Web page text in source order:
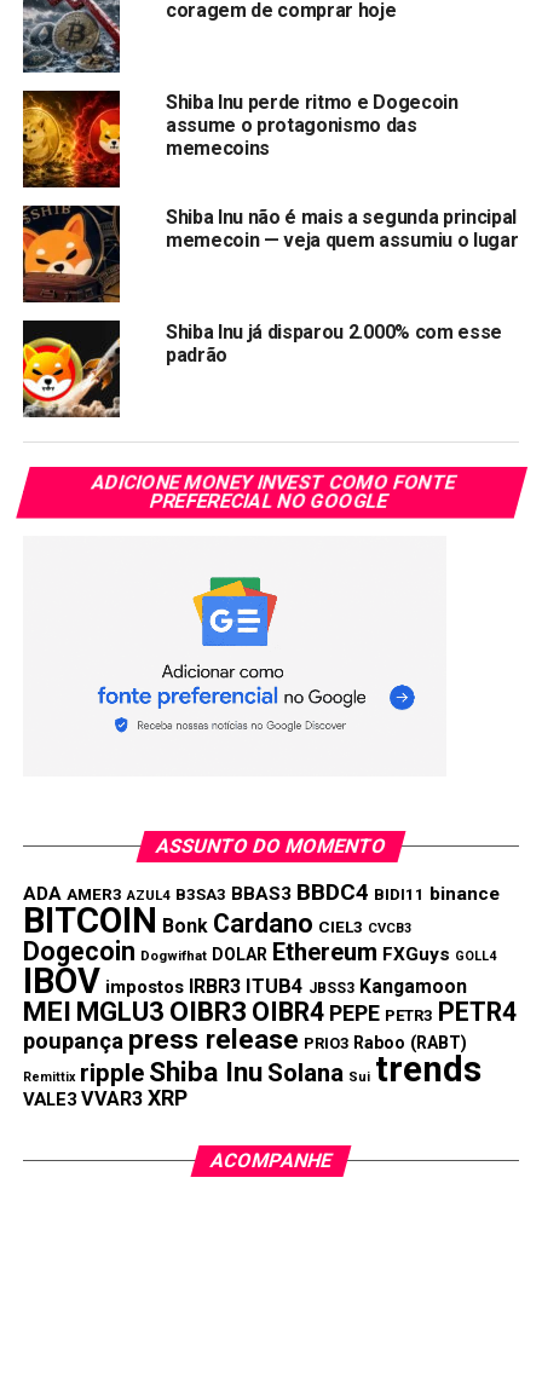
recentemente comentou sobre a aprovação dos ETFs
Ethereum pela Comissão de Valores Mobiliários dos EUA
(SEC). Kusama parabenizou a comunidade Ethereum e
sugeriu a possibilidade de um ETF semelhante para SHIB
no futuro.
Vale lembrar que a criação de um ETF é um processo
complexo que envolve um escrutínio rigoroso por parte de
órgãos reguladores como a SEC. A aprovação de um ETF
Shiba Inu exigiria uma avaliação abrangente para garantir a
proteção dos investidores, a estabilidade do mercado e a
conformidade com as normas regulamentares.
Apesar de ter começado como uma piada, o SHIB
estabeleceu uma presença considerável no mercado
cripto, atraindo uma gama diversificada de investidores.
UmETF Shiba Inunão apenas validaria o SHIB como um
instrumento financeiro, mas também poderia catalisar uma
nova onda de ETFs de criptomoeda.
WhatsApp
Twitter
Facebook
Reddit
TÓPICOS RELACIONADOS: SHIBA INU
Preço Dogecoin a US$ 1? Isso é possível?
coragem de comprar hoje
Shiba Inu perde ritmo e Dogecoin
assume o protagonismo das
memecoins
Shiba Inu não é mais a segunda principal
memecoin — veja quem assumiu o lugar
Shiba Inu já disparou 2.000% com esse
padrão
ADICIONE MONEY INVEST COMO FONTE
PREFERECIAL NO GOOGLE
ASSUNTO DO MOMENTO
ADA AMER3 AZUL4 B3SA3 BBAS3 BBDC4 BIDI11 binance
BITCOIN Bonk Cardano CIEL3 CVCB3
Dogecoin Dogwifhat DOLAR Ethereum FXGuys GOLL4
IBOV impostos IRBR3 ITUB4 JBSS3 Kangamoon
MEI MGLU3 OIBR3 OIBR4 PEPE PETR3 PETR4
poupança press release PRIO3 Raboo (RABT)
Remittix ripple Shiba Inu Solana Sui trends
VALE3 VVAR3 XRP
ACOMPANHE